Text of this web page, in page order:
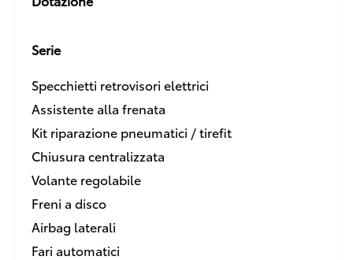
Serie
Specchietti retrovisori elettrici
Assistente alla frenata
Kit riparazione pneumatici / tirefit
Chiusura centralizzata
Volante regolabile
Freni a disco
Airbag laterali
Fari automatici